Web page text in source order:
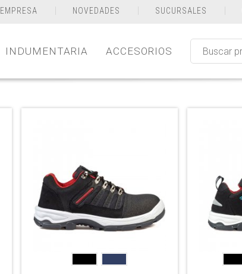
EMPRESA NOVEDADES SUCURSALES
INDUMENTARIA ACCESORIOS